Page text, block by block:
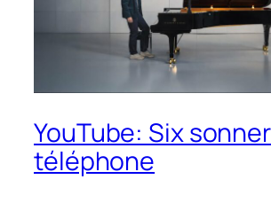
YouTube: Six
téléphone